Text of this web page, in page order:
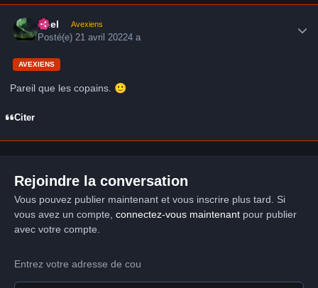
Axel Avexiens
Posté(e) 21 avril 20224 a
AVEXIENS
Pareil que les copains. 🙂
Citer
Rejoindre la conversation
Vous pouvez publier maintenant et vous inscrire plus tard. Si
vous avez un compte, connectez-vous maintenantpour publier
avec votre compte.